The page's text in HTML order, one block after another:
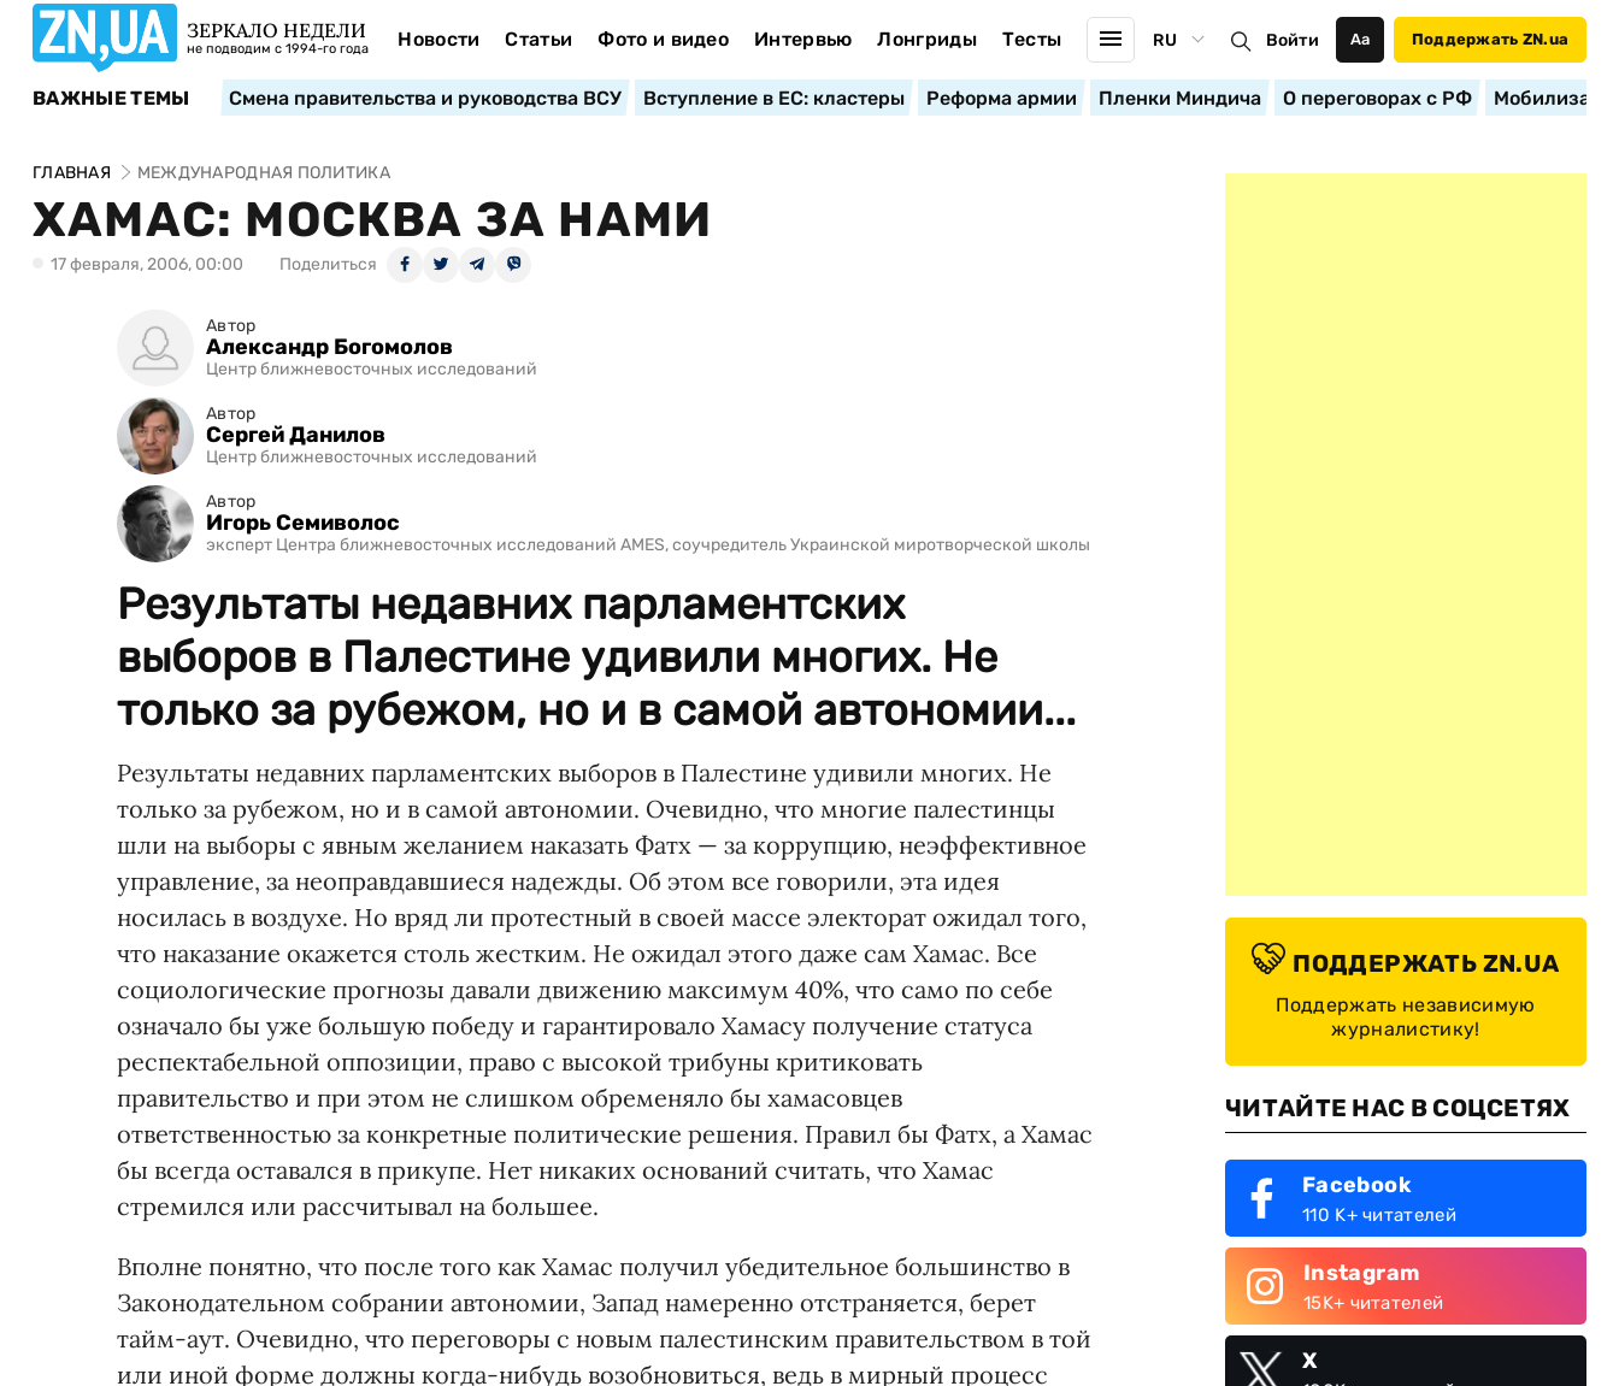
ЗЕРКАЛО НЕДЕЛИ
не подводим с 1994-го года Новости Статьи Фото и видео Интервью Лонгриды Тесты RU Войти Аа Поддержать ZN.ua
ВАЖНЫЕ ТЕМЫ Смена правительства и руководства ВСУ Вступление в ЕС: кластеры Реформа армии Пленки Миндича О переговорах с РФ
ГЛАВНАЯ МЕЖДУНАРОДНАЯ ПОЛИТИКА
ХАМАС: МОСКВА ЗА НАМИ
17 февраля, 2006, 00:00 Поделиться
Автор
Александр Богомолов
Центр ближневосточных исследований
Автор
Сергей Данилов
Центр ближневосточных исследований
Автор
Игорь Семиволос
эксперт Центра ближневосточных исследований AMES, соучредитель Украинской миротворческой школы
Результаты недавних парламентских
выборов в Палестине удивили многих. Не
только за рубежом, но и в самой автономии...
Результаты недавних парламентских выборов в Палестине удивили многих. Не
только за рубежом, но и в самой автономии. Очевидно, что многие палестинцы
шли на выборы с явным желанием наказать Фатх — за коррупцию, неэффективное
управление, за неоправдавшиеся надежды. Об этом все говорили, эта идея
носилась в воздухе. Но вряд ли протестный в своей массе электорат ожидал того,
что наказание окажется столь жестким. Не ожидал этого даже сам Хамас. Все
социологические прогнозы давали движению максимум 40%, что само по себе
означало бы уже большую победу и гарантировало Хамасу получение статуса
респектабельной оппозиции, право с высокой трибуны критиковать
правительство и при этом не слишком обременяло бы хамасовцев
ответственностью за конкретные политические решения. Правил бы Фатх, а Хамас
бы всегда оставался в прикупе. Нет никаких оснований считать, что Хамас
стремился или рассчитывал на большее.
Вполне понятно, что после того как Хамас получил убедительное большинство в
Законодательном собрании автономии, Запад намеренно отстраняется, берет
тайм-аут. Очевидно, что переговоры с новым палестинским правительством в той
или иной форме должны когда-нибудь возобновиться, ведь в мирный процесс
ПОДДЕРЖАТЬ ZN.UA
Поддержать независимую
журналистику!
ЧИТАЙТЕ НАС В СОЦСЕТЯХ
Facebook
110 K+ читателей
Instagram
15K+ читателей
X